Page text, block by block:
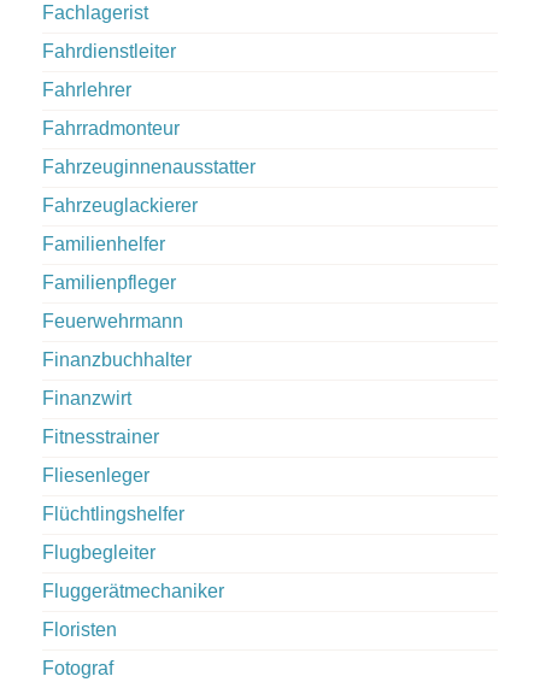
Fachlagerist
Fahrdienstleiter
Fahrlehrer
Fahrradmonteur
Fahrzeuginnenausstatter
Fahrzeuglackierer
Familienhelfer
Familienpfleger
Feuerwehrmann
Finanzbuchhalter
Finanzwirt
Fitnesstrainer
Fliesenleger
Flüchtlingshelfer
Flugbegleiter
Fluggerätmechaniker
Floristen
Fotograf